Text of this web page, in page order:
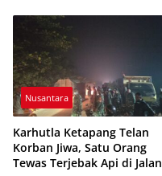
Nusantara
Karhutla Ketapang Telan
Korban Jiwa, Satu Orang
Tewas Terjebak Api di Jalan